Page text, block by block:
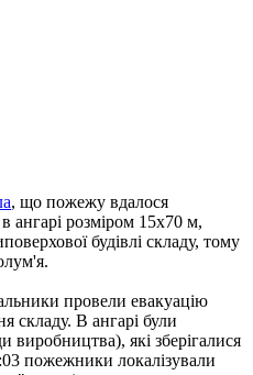
, що пожежу вдалося
ангарі розміром 15х70 м,
будівлі складу, тому
провели евакуацію
складу. В ангарі були
виробництва), які зберігалися
пожежники локалізували